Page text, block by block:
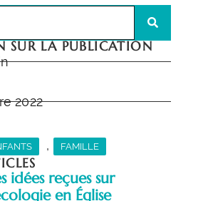
SUR LA PUBLICATION
2022
, FAMILLE
idées reçues sur
en Église